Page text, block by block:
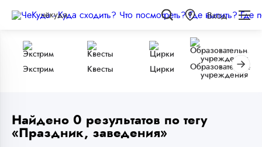
чёкуда Вход
Экстрим Квесты Цирки
Образовательные
учреждения
Найдено 0 результатов по тегу
«Праздник, заведения»